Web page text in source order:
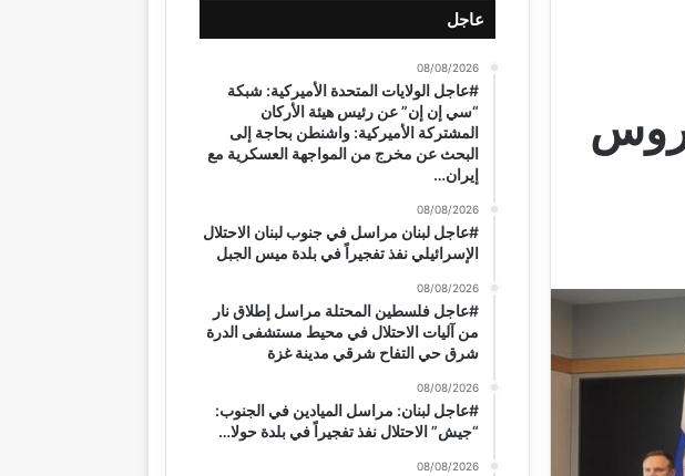
عاجل
08/08/2026
#عاجل الولايات المتحدة الأميركية: شبكة
“سي إن إن” عن رئيس هيئة الأركان
المشتركة الأميركية: واشنطن بحاجة إلى
البحث عن مخرج من المواجهة العسكرية مع
إيران…
08/08/2026
#عاجل لبنان مراسل في جنوب لبنان الاحتلال
الإسرائيلي نفذ تفجيراً في بلدة ميس الجبل
08/08/2026
#عاجل فلسطين المحتلة مراسل إطلاق نار
من آليات الاحتلال في محيط مستشفى الدرة
شرق حي التفاح شرقي مدينة غزة
08/08/2026
#عاجل لبنان: مراسل الميادين في الجنوب:
“جيش” الاحتلال نفذ تفجيراً في بلدة حولا…
08/08/2026